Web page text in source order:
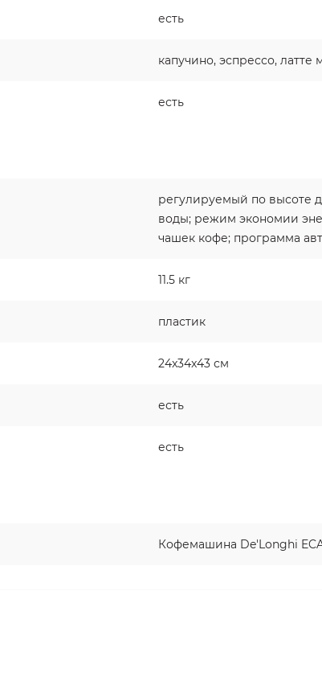
есть
капучино, эспрессо, латте
есть
регулируемый по высоте
воды; режим экономии
чашек кофе; программа
11.5 кг
пластик
24x34x43 см
есть
есть
Кофемашина De'Longhi